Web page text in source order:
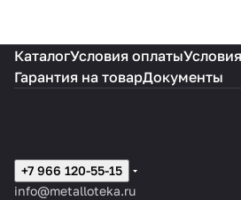
КаталогУсловия оплаты
Гарантия на товарДокументы
+7 966 120-55-15
info@metalloteka.ru